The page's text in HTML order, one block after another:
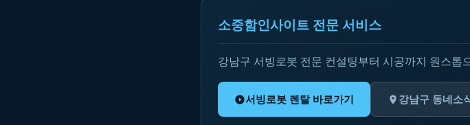
소중함인사이트 전문 서비스
강남구 서빙로봇 전문 컨설팅부터 시공까지 원스톱
서빙로봇 렌탈 바로가기 강남구 동네소